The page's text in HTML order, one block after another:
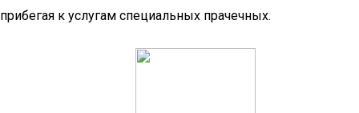
прибегая к услугам специальных прачечных.